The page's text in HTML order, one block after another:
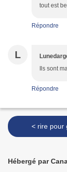
tout est
Répondre
L
Ils sont
Répondre
< rire
Hébergé par